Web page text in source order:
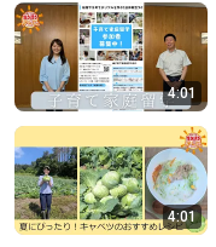
放送：毎週金曜日 午後10
ります。
4:01
4:01